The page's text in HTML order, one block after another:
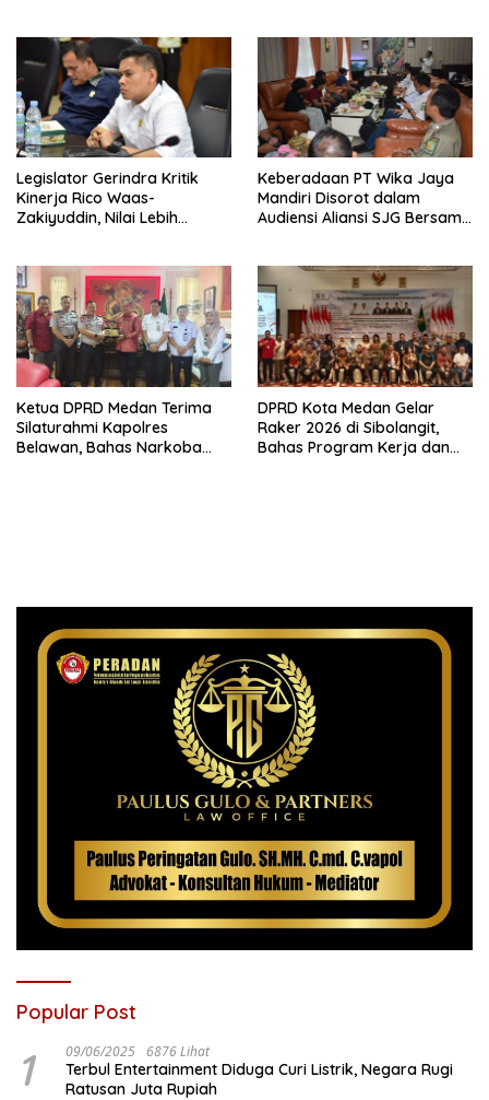
Legislator Gerindra Kritik
Kinerja Rico Waas-
Zakiyuddin, Nilai Lebih
Keluhan Warga
Keberadaan PT Wika Jaya
Mandiri Disorot dalam
Audiensi Aliansi SJG Bersama
Ketua DPRD Medan Terima
Silaturahmi Kapolres
Belawan, Bahas Narkoba
DPRD Kota Medan Gelar
Raker 2026 di Sibolangit,
Bahas Program Kerja dan
Popular Post
1 09/06/2025 6876 Lihat
Terbul Entertainment Diduga Curi Listrik, Negara Rugi
Ratusan Juta Rupiah